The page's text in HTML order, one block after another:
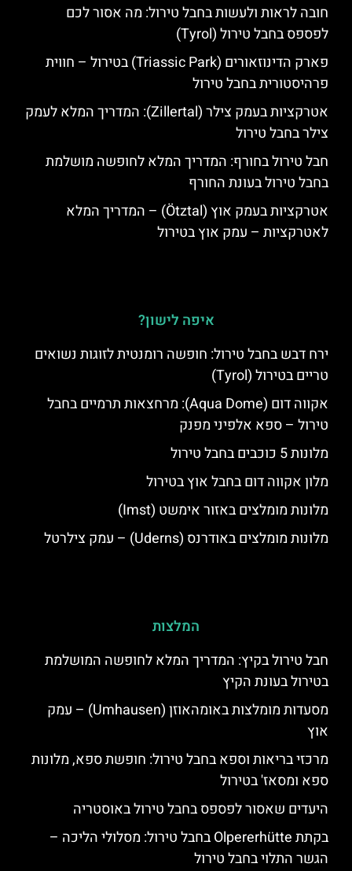
חובה לראות ולעשות בחבל טירול: מה אסור לכם
לפספס בחבל טירול (Tyrol)
פארק הדינוזאורים (Triassic Park) בטירול – חווית
פרהיסטורית בחבל טירול
אטרקציות בעמק צילר (Zillertal): המדריך המלא לעמק
צילר בחבל טירול
חבל טירול בחורף: המדריך המלא לחופשה מושלמת
בחבל טירול בעונת החורף
אטרקציות בעמק אוץ (Ötztal) – המדריך המלא
לאטרקציות – עמק אוץ בטירול
איפה לישון?
ירח דבש בחבל טירול: חופשה רומנטית לזוגות נשואים
טריים בטירול (Tyrol)
אקווה דום (Aqua Dome): מרחצאות תרמיים בחבל
טירול – ספא אלפיני מפנק
מלונות 5 כוכבים בחבל טירול
מלון אקווה דום בחבל אוץ בטירול
מלונות מומלצים באזור אימשט (Imst)
מלונות מומלצים באודרנס (Uderns) – עמק צילרטל
המלצות
חבל טירול בקיץ: המדריך המלא לחופשה המושלמת
בטירול בעונת הקיץ
מסעדות מומלצות באומהאוזן (Umhausen) – עמק
אוץ
מרכזי בריאות וספא בחבל טירול: חופשת ספא, מלונות
ספא ומסאז' בטירול
היעדים שאסור לפספס בחבל טירול באוסטריה
בקתת Olpererhütte בחבל טירול: מסלולי הליכה –
הגשר התלוי בחבל טירול